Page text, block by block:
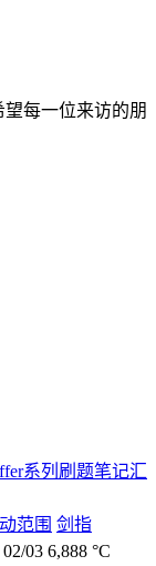
每一位来访的朋
系列刷题笔记汇
剑指
02/03 6,888 °C